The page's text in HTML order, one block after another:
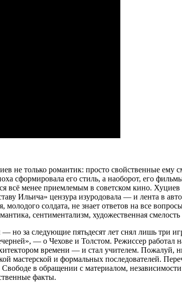
не только романтик: просто свойственные ему
сформировала его стиль, а наоборот, его
всё менее приемлемым в советском кино.
Ильича» цензура изуродовала — и лента в
молодого солдата, не знает ответов на все
сентиментализм, художественная
за следующие пятьдесят лет снял лишь три
— о Чехове и Толстом. Режиссер
времени — и стал учителем.
мастерской и формальных последователей.
в обращении с материалом,
факты.